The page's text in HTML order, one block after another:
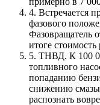
4. Встречается
фазового
Фазовращатель
итоге
5. ТНВД. К 100
топливного
попаданию
снижению
распознать